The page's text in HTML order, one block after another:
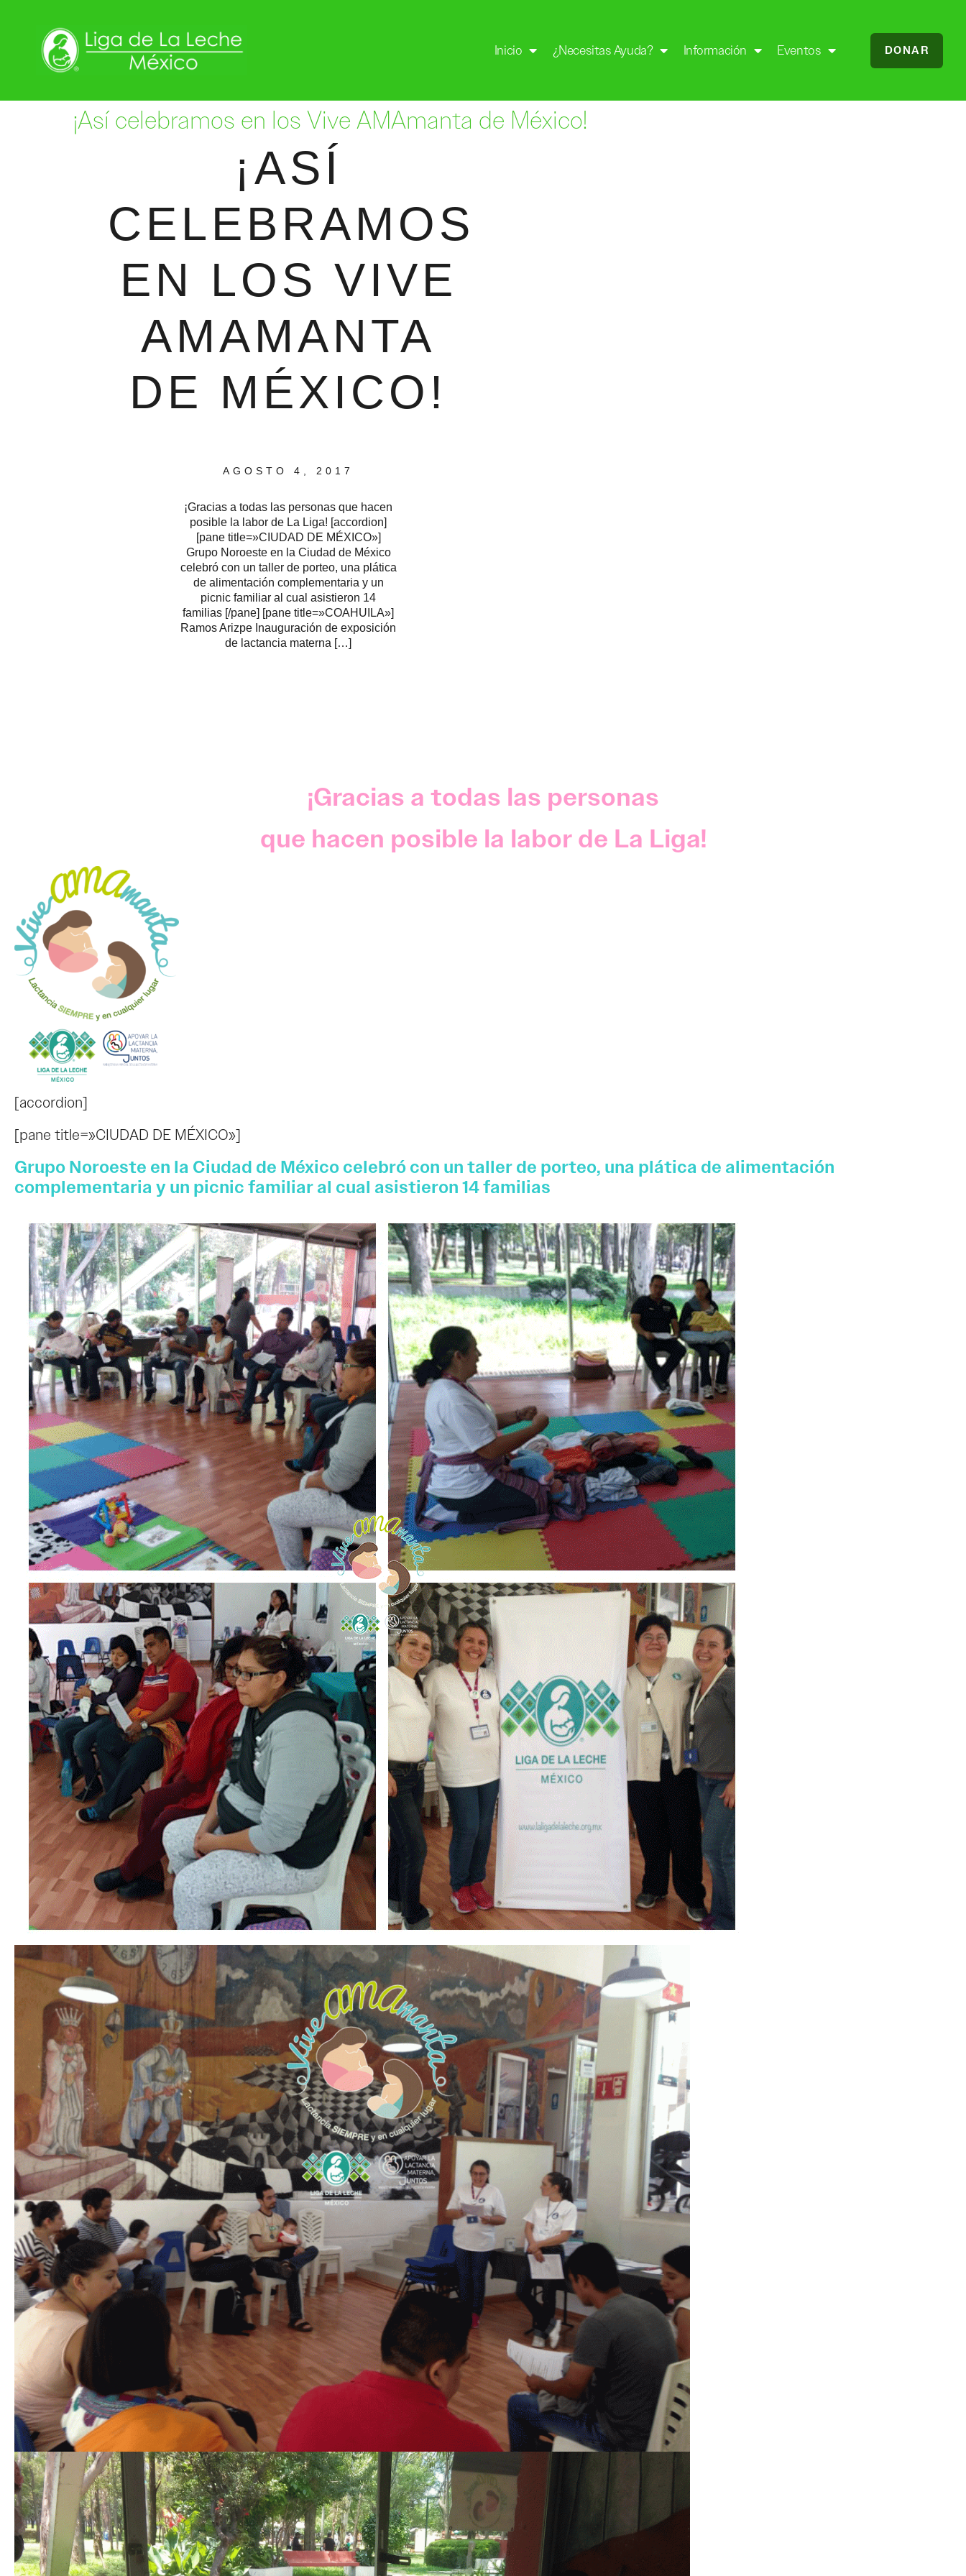
Inicio ¿Necesitas Ayuda? Información Eventos DONAR
¡Así celebramos en los Vive AMAmanta de México!
¡ASÍ
CELEBRAMOS
EN LOS VIVE
AMAMANTA
DE MÉXICO!
AGOSTO 4, 2017
¡Gracias a todas las personas que hacen
posible la labor de La Liga! [accordion]
[pane title=»CIUDAD DE MÉXICO»]
Grupo Noroeste en la Ciudad de México
celebró con un taller de porteo, una plática
de alimentación complementaria y un
picnic familiar al cual asistieron 14
familias [/pane] [pane title=»COAHUILA»]
Ramos Arizpe Inauguración de exposición
de lactancia materna […]
¡Gracias a todas las personas
que hacen posible la labor de La Liga!
[accordion]
[pane title=»CIUDAD DE MÉXICO»]
Grupo Noroeste en la Ciudad de México celebró con un taller de porteo, una plática de alimentación
complementaria y un picnic familiar al cual asistieron 14 familias